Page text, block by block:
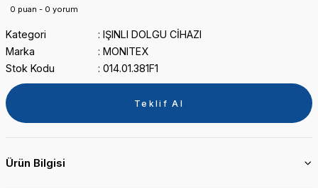
0 puan - 0 yorum
Kategori
IŞINLI DOLGU CİHAZI
Marka
MONITEX
Stok Kodu
014.01.381F1
Teklif Al
Ürün Bilgisi